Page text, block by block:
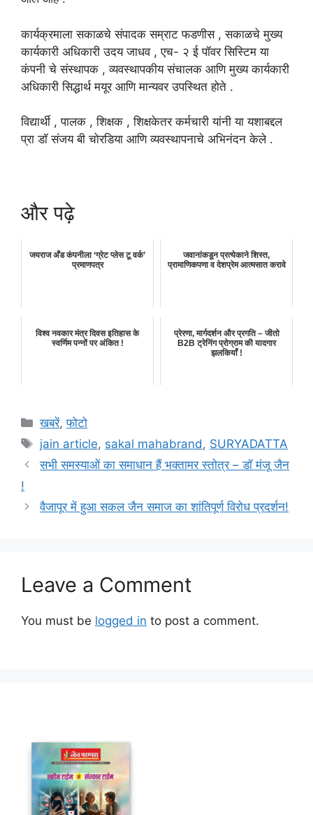
कार्यक्रमाला सकाळचे संपादक सम्राट फडणीस , सकाळचे मुख्य
कार्यकारी अधिकारी उदय जाधव , एच- २ ई पॉवर सिस्टिम या
कंपनी चे संस्थापक , व्यवस्थापकीय संचालक आणि मुख्य कार्यकारी
अधिकारी सिद्धार्थ मयूर आणि मान्यवर उपस्थित होते .
विद्यार्थी , पालक , शिक्षक , शिक्षकेतर कर्मचारी यांनी या यशाबद्दल
प्रा डॉ संजय बी चोरडिया आणि व्यवस्थापनाचे अभिनंदन केले .
और पढ़े
जयराज अँड कंपनीला ‘ग्रेट प्लेस टू वर्क’
प्रमाणपत्र
जवानांकडून प्रत्येकाने शिस्त,
प्रामाणिकपणा व देशप्रेम आत्मसात करावे
विश्व नवकार मंत्र दिवस इतिहास के
स्वर्णिम पन्नों पर अंकित !
प्रेरणा, मार्गदर्शन और प्रगति – जीतो
B2B ट्रेनिंग प्रोग्राम की यादगार
झलकियाँ !
Categories
खबरें,फोटो
Tags
jain article, sakal mahabrand, SURYADATTA
सभी समस्याओं का समाधान हैं भक्तामर स्तोत्र – डॉ मंजू जैन
!
वैजापूर में हुआ सकल जैन समाज का शांतिपूर्ण विरोध प्रदर्शन!
Leave a Comment
You must be logged in to post a comment.